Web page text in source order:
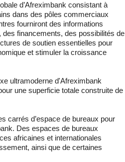
d’Afreximbank consistant à
dans des pôles commerciaux
fourniront des informations
financements, des possibilités de
de soutien essentielles pour
et stimuler la croissance
ultramoderne d'Afreximbank
une superficie totale construite de
carrés d’espace de bureaux pour
Des espaces de bureaux
africaines et internationales
ainsi que de certaines